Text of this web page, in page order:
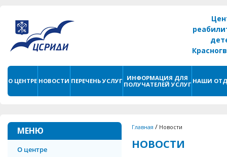
О ЦЕНТРЕ НОВОСТИ ПЕРЕЧЕНЬ УСЛУГ
ИНФОРМАЦИЯ ДЛЯ
ПОЛУЧАТЕЛЕЙ УСЛУГ НАШИ
МЕНЮ
О центре
Главная / Новости
НОВОСТИ